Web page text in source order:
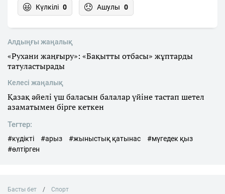
Күлкілі 0 Ашулы 0
Алдыңғы жаңалық
«Рухани жаңғыру»: «Бақытты отбасы» жұптарды
татуластырады
Келесі жаңалық
Қазақ әйелі үш баласын балалар үйіне тастап шетел
азаматымен бірге кеткен
Тегтер:
#күдікті #арыз #жыныстық қатынас
#мүгедек қыз
#өлтірген
Басты бет Спорт